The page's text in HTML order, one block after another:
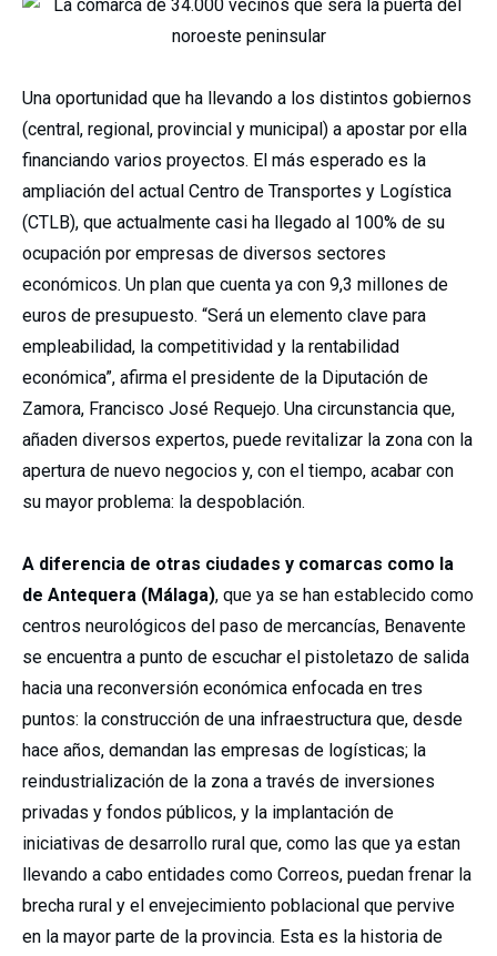
Una oportunidad que ha llevando a los distintos gobiernos
(central, regional, provincial y municipal) a apostar por ella
financiando varios proyectos. El más esperado es la
ampliación del actual Centro de Transportes y Logística
(CTLB), que actualmente casi ha llegado al 100% de su
ocupación por empresas de diversos sectores
económicos. Un plan que cuenta ya con 9,3 millones de
euros de presupuesto. “Será un elemento clave para
empleabilidad, la competitividad y la rentabilidad
económica”, afirma el presidente de la Diputación de
Zamora, Francisco José Requejo. Una circunstancia que,
añaden diversos expertos, puede revitalizar la zona con la
apertura de nuevo negocios y, con el tiempo, acabar con
su mayor problema: la despoblación.
A diferencia de otras ciudades y comarcas como la
de Antequera (Málaga), que ya se han establecido como
centros neurológicos del paso de mercancías, Benavente
se encuentra a punto de escuchar el pistoletazo de salida
hacia una reconversión económica enfocada en tres
puntos: la construcción de una infraestructura que, desde
hace años, demandan las empresas de logísticas; la
reindustrialización de la zona a través de inversiones
privadas y fondos públicos, y la implantación de
iniciativas de desarrollo rural que, como las que ya estan
llevando a cabo entidades como Correos, puedan frenar la
brecha rural y el envejecimiento poblacional que pervive
en la mayor parte de la provincia. Esta es la historia de